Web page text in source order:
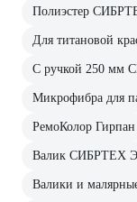
Полиэстер
Для титановой
С ручкой 250 мм
Микрофибра для
РемоКолор Гирпан
Валик СИБРТЕХ
Валики и